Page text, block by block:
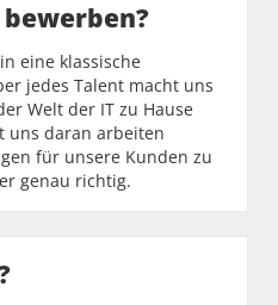
eine klassische
jedes Talent macht uns
Welt der IT zu Hause
uns daran arbeiten
für unsere Kunden zu
genau richtig.